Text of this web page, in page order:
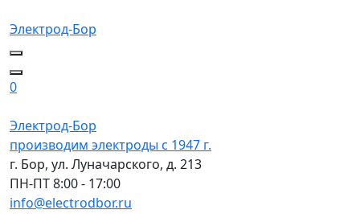
Электрод-Бор
0
Электрод-Бор
производим электроды с 1947 г.
г. Бор, ул. Луначарского, д. 213
ПН-ПТ 8:00 - 17:00
info@electrodbor.ru